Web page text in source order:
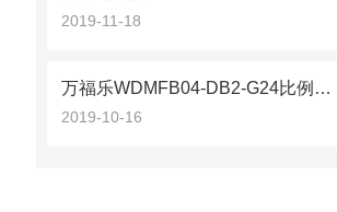
2019-11-18
万福乐WDMFB04-DB2-G24比例阀武汉供应
2019-10-16